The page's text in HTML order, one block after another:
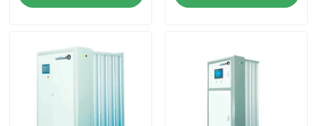
Öl überschwemmter Luftkompressor
zentrifugaler Luftkompressor